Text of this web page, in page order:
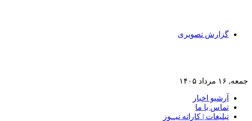
گزارش تصویری
جمعه, ۱۶ مرداد ۱۴۰۵
آرشیو اخبار
تماس‌ با‌ ما
تبلیغات | کاراته نیــوز